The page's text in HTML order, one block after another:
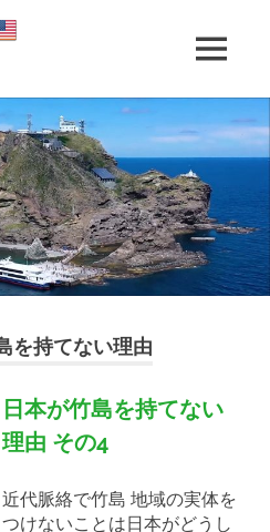
MENU
を持てない理由
日本が竹島を持てない
理由 その4
近代脈絡で竹島 地域の実体を
つけないことは日本がどうし